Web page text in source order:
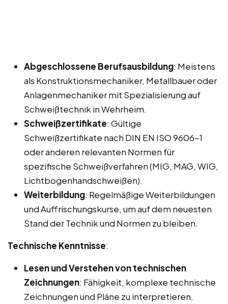
Abgeschlossene Berufsausbildung: Meistens
als Konstruktionsmechaniker, Metallbauer oder
Anlagenmechaniker mit Spezialisierung auf
Schweißtechnik in Wehrheim.
Schweißzertifikate: Gültige
Schweißzertifikate nach DIN EN ISO 9606-1
oder anderen relevanten Normen für
spezifische Schweißverfahren (MIG, MAG, WIG,
Lichtbogenhandschweißen).
Weiterbildung: Regelmäßige Weiterbildungen
und Auffrischungskurse, um auf dem neuesten
Stand der Technik und Normen zu bleiben.
Technische Kenntnisse:
Lesen und Verstehen von technischen
Zeichnungen: Fähigkeit, komplexe technische
Zeichnungen und Pläne zu interpretieren.